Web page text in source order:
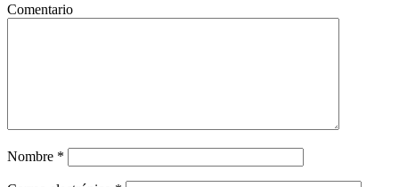
Comentario
Nombre *